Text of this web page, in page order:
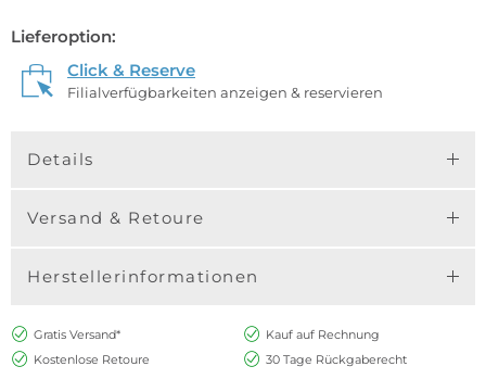
Lieferoption:
Click & Reserve
Filialverfügbarkeiten anzeigen & reservieren
Details
Versand & Retoure
Herstellerinformationen
Gratis Versand*
Kauf auf Rechnung
Kostenlose Retoure
30 Tage Rückgaberecht